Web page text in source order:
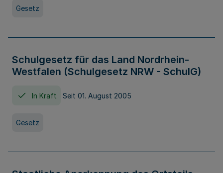
Gesetz
Schulgesetz für das Land Nordrhein-
Westfalen (Schulgesetz NRW - SchulG)
In Kraft Seit 01. August 2005
Gesetz